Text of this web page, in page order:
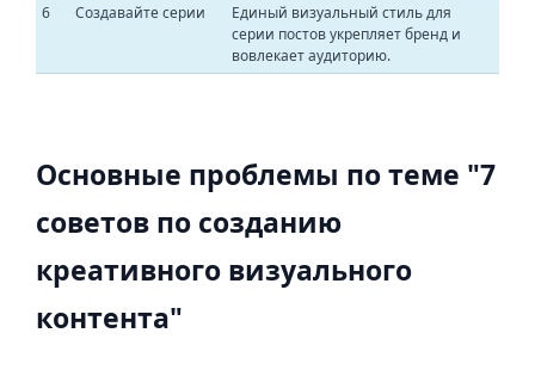
6 Создавайте серии
Единый визуальный стиль для
серии постов укрепляет бренд и
вовлекает аудиторию.
Основные проблемы по теме "7
советов по созданию
креативного визуального
контента"